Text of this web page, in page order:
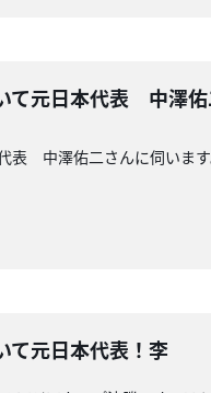
て元日本代表 中澤
表 中澤佑二さんに伺います
て元日本代表！李